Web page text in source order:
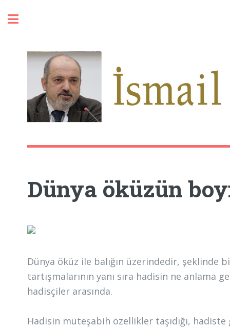
Dünya öküzün
Dünya öküz ile balığın üzerindedir, şeklinde
tartışmalarının yanı sıra hadisin ne anlama
hadisçiler arasında.
Hadisin müteşabih özellikler taşıdığı,